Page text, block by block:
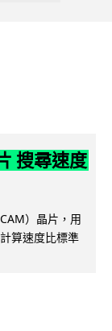
搜尋速度
）晶片，用
算速度比標準